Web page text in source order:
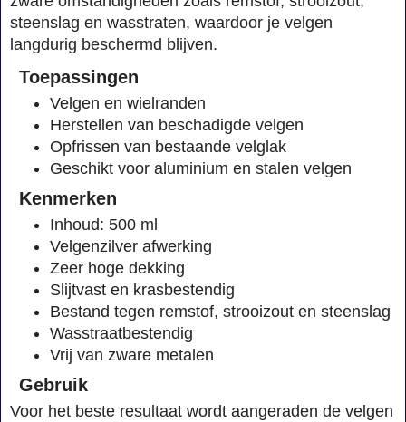
steenslag en wasstraten, waardoor je velgen
langdurig beschermd blijven.
Toepassingen
Velgen en wielranden
Herstellen van beschadigde velgen
Opfrissen van bestaande velglak
Geschikt voor aluminium en stalen velgen
Kenmerken
Inhoud: 500 ml
Velgenzilver afwerking
Zeer hoge dekking
Slijtvast en krasbestendig
Bestand tegen remstof, strooizout en steenslag
Wasstraatbestendig
Vrij van zware metalen
Gebruik
Voor het beste resultaat wordt aangeraden de velgen